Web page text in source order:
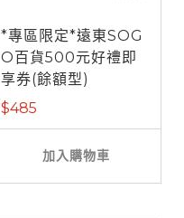
*專區限定*遠東SOG
O百貨500元好禮即
享券(餘額型)
$485
加入購物車